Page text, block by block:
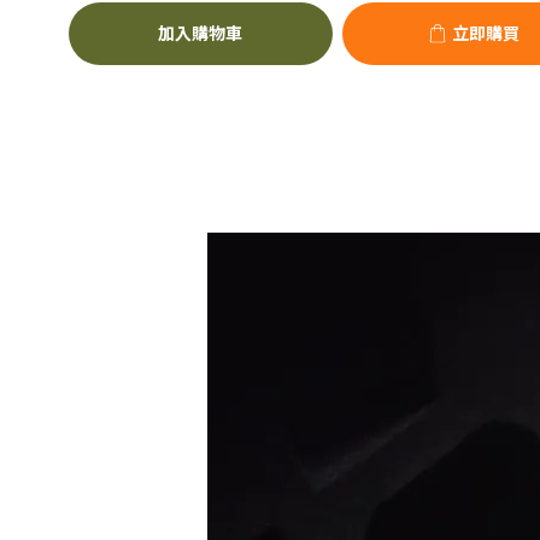
加入購物車 立即購買